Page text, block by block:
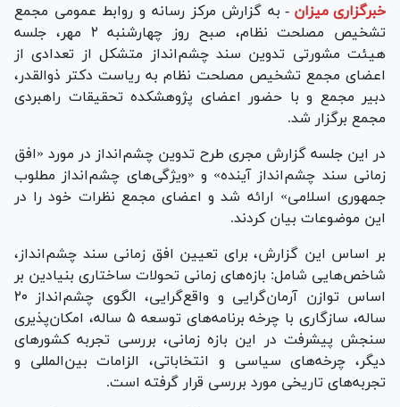
خبرگزاری میزان - به گزارش مرکز رسانه و روابط عمومی مجمع
تشخیص مصلحت نظام، صبح روز چهارشنبه ۲ مهر، جلسه
هیئت مشورتی تدوین سند چشم‌انداز متشکل از تعدادی از
اعضای مجمع تشخیص مصلحت نظام به ریاست دکتر ذوالقدر،
دبیر مجمع و با حضور اعضای پژوهشکده تحقیقات راهبردی
مجمع برگزار شد.
در این جلسه گزارش مجری طرح تدوین چشم‌انداز در مورد «افق
زمانی سند چشم‌انداز آینده» و «ویژگی‌های چشم‌انداز مطلوب
جمهوری اسلامی» ارائه شد و اعضای مجمع نظرات خود را در
این موضوعات بیان کردند.
بر اساس این گزارش، برای تعیین افق زمانی سند چشم‌انداز،
شاخص‌هایی شامل: بازه‌های زمانی تحولات ساختاری بنیادین بر
اساس توازن آرمان‌گرایی و واقع‌گرایی، الگوی چشم‌انداز ۲۰
ساله، سازگاری با چرخه برنامه‌های توسعه ۵ ساله، امکان‌پذیری
سنجش پیشرفت در این بازه زمانی، بررسی تجربه کشور‌های
دیگر، چرخه‌های سیاسی و انتخاباتی، الزامات بین‌المللی و
تجربه‌های تاریخی مورد بررسی قرار گرفته است.